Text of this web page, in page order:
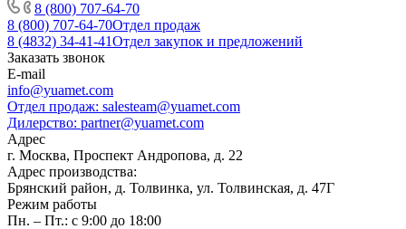
8 (800) 707-64-70
8 (800) 707-64-70Отдел продаж
8 (4832) 34-41-41Отдел закупок и предложений
Заказать звонок
E-mail
info@yuamet.com
Отдел продаж: salesteam@yuamet.com
Дилерство: partner@yuamet.com
Адрес
г. Москва, Проспект Андропова, д. 22
Адрес производства:
Брянский район, д. Толвинка, ул. Толвинская, д. 47Г
Режим работы
Пн. – Пт.: с 9:00 до 18:00